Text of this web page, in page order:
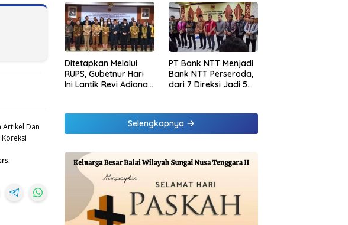
Artikel Dan
Raharja Berikan
Pembinaan di
Lampung dan Tinjau
Samsat Rajabasa
melalui Penyaluran
Paket Daging Kurban
Ditetapkan Melalui
RUPS, Gubetnur Hari
Ini Lantik Revi Adiana
PT Bank NTT Menjadi
Bank NTT Perseroda,
dari 7 Direksi Jadi 5
Komisaris
Selengkapnya